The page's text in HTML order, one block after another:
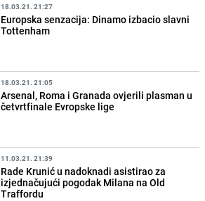
18.03.21. 21:27
Europska senzacija: Dinamo izbacio slavni
Tottenham
18.03.21. 21:05
Arsenal, Roma i Granada ovjerili plasman u
četvrtfinale Evropske lige
11.03.21. 21:39
Rade Krunić u nadoknadi asistirao za
izjednačujući pogodak Milana na Old
Traffordu